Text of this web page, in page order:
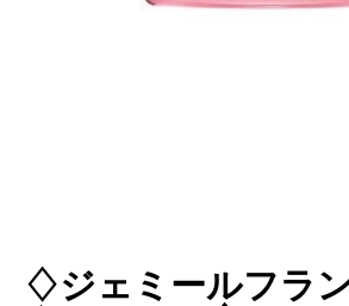
♢ジェミールフラ